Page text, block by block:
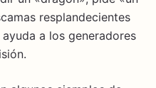
resplandecientes
a los generadores